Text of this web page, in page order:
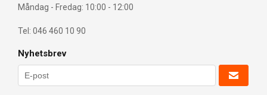
Måndag - Fredag: 10:00 - 12:00
Tel: 046 460 10 90
Nyhetsbrev